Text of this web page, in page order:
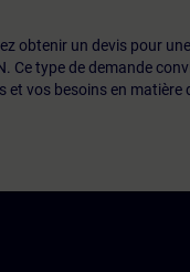
obtenir un devis pour
Ce type de demande
vos besoins en